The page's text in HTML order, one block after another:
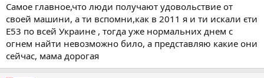
Самое главное,что люди получают удовольствие от
своей машини, а ти вспомни,как в 2011 я и ти искали єти
Е53 по всей Украине , тогда уже нормальних днем с
огнем найти невозможно било, а представляю какие они
сейчас, мама дорогая